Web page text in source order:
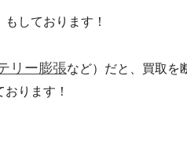
もしております！
リー膨張など）だと、買取を
ります！